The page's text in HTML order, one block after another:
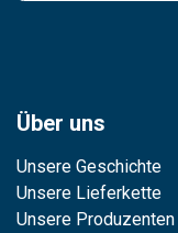
Über uns
Unsere Geschichte
Unsere Lieferkette
Unsere Produzenten